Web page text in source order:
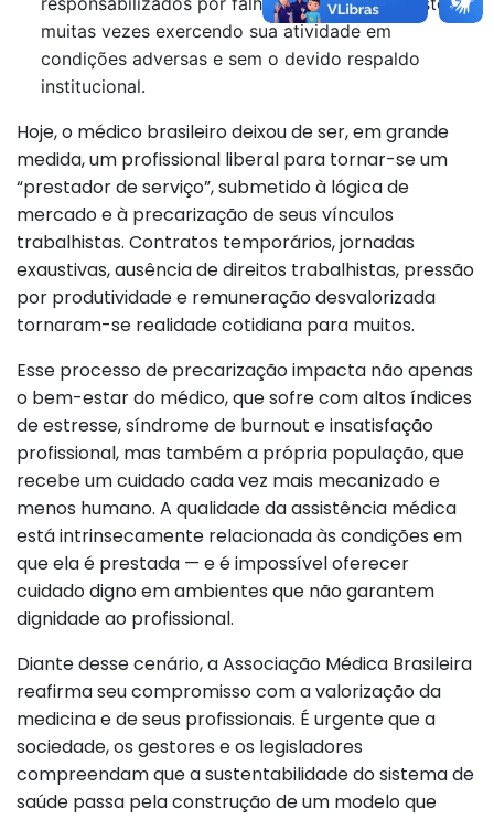
muitas vezes exercendo sua atividade em
condições adversas e sem o devido respaldo
institucional.
Hoje, o médico brasileiro deixou de ser, em grande
medida, um profissional liberal para tornar-se um
“prestador de serviço”, submetido à lógica de
mercado e à precarização de seus vínculos
trabalhistas. Contratos temporários, jornadas
exaustivas, ausência de direitos trabalhistas, pressão
por produtividade e remuneração desvalorizada
tornaram-se realidade cotidiana para muitos.
Esse processo de precarização impacta não apenas
o bem-estar do médico, que sofre com altos índices
de estresse, síndrome de burnout e insatisfação
profissional, mas também a própria população, que
recebe um cuidado cada vez mais mecanizado e
menos humano. A qualidade da assistência médica
está intrinsecamente relacionada às condições em
que ela é prestada — e é impossível oferecer
cuidado digno em ambientes que não garantem
dignidade ao profissional.
Diante desse cenário, a Associação Médica Brasileira
reafirma seu compromisso com a valorização da
medicina e de seus profissionais. É urgente que a
sociedade, os gestores e os legisladores
compreendam que a sustentabilidade do sistema de
saúde passa pela construção de um modelo que